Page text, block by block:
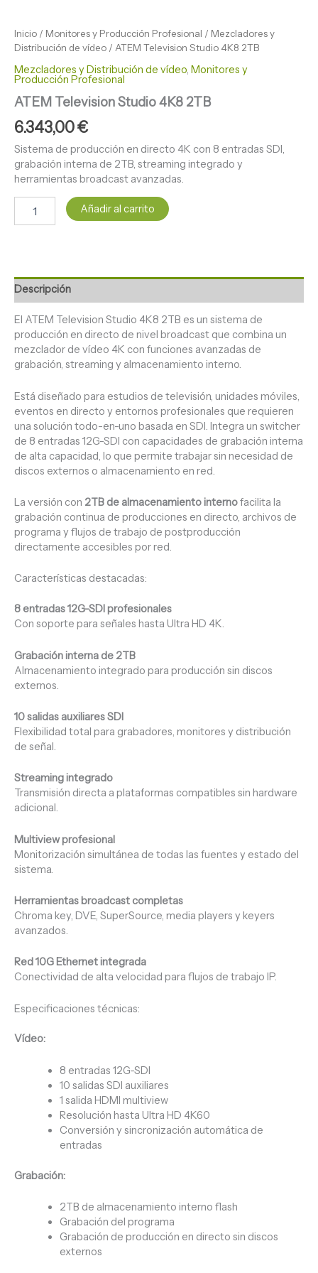
Inicio / Monitores y Producción Profesional / Mezcladores y
Distribución de vídeo / ATEM Television Studio 4K8 2TB
Mezcladores y Distribución de vídeo Monitores y
Producción Profesional
ATEM Television Studio 4K8 2TB
6.343,00€
Sistema de producción en directo 4K con 8 entradas SDI,
grabación interna de 2TB, streaming integrado y
herramientas broadcast avanzadas.
Añadir al carrito
Descripción
El ATEM Television Studio 4K8 2TB es un sistema de
producción en directo de nivel broadcast que combina un
mezclador de vídeo 4K con funciones avanzadas de
grabación, streaming y almacenamiento interno.
Está diseñado para estudios de televisión, unidades móviles,
eventos en directo y entornos profesionales que requieren
una solución todo-en-uno basada en SDI. Integra un switcher
de 8 entradas 12G-SDI con capacidades de grabación interna
de alta capacidad, lo que permite trabajar sin necesidad de
discos externos o almacenamiento en red.
La versión con 2TB de almacenamiento internofacilita la
grabación continua de producciones en directo, archivos de
programa y flujos de trabajo de postproducción
directamente accesibles por red.
Características destacadas:
8 entradas 12G-SDI profesionales
Con soporte para señales hasta Ultra HD 4K.
Grabación interna de 2TB
Almacenamiento integrado para producción sin discos
externos.
10 salidas auxiliares SDI
Flexibilidad total para grabadores, monitores y distribución
de señal.
Streaming integrado
Transmisión directa a plataformas compatibles sin hardware
adicional.
Multiview profesional
Monitorización simultánea de todas las fuentes y estado del
sistema.
Herramientas broadcast completas
Chroma key, DVE, SuperSource, media players y keyers
avanzados.
Red 10G Ethernet integrada
Conectividad de alta velocidad para flujos de trabajo IP.
Especificaciones técnicas:
Vídeo:
8 entradas 12G-SDI
10 salidas SDI auxiliares
1 salida HDMI multiview
Resolución hasta Ultra HD 4K60
Conversión y sincronización automática de
entradas
Grabación:
2TB de almacenamiento interno flash
Grabación del programa
Grabación de producción en directo sin discos
externos